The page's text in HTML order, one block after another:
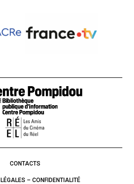
PAGE
CONTACTS
– CONFIDENTIALITÉ